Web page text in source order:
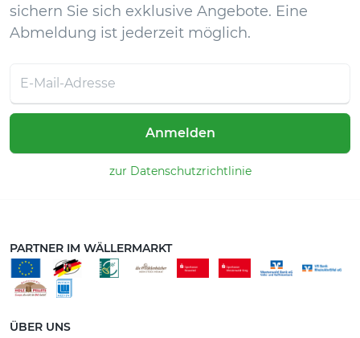
sichern Sie sich exklusive Angebote. Eine
Abmeldung ist jederzeit möglich.
Anmelden
zur Datenschutzrichtlinie
PARTNER IM WÄLLERMARKT
ÜBER UNS